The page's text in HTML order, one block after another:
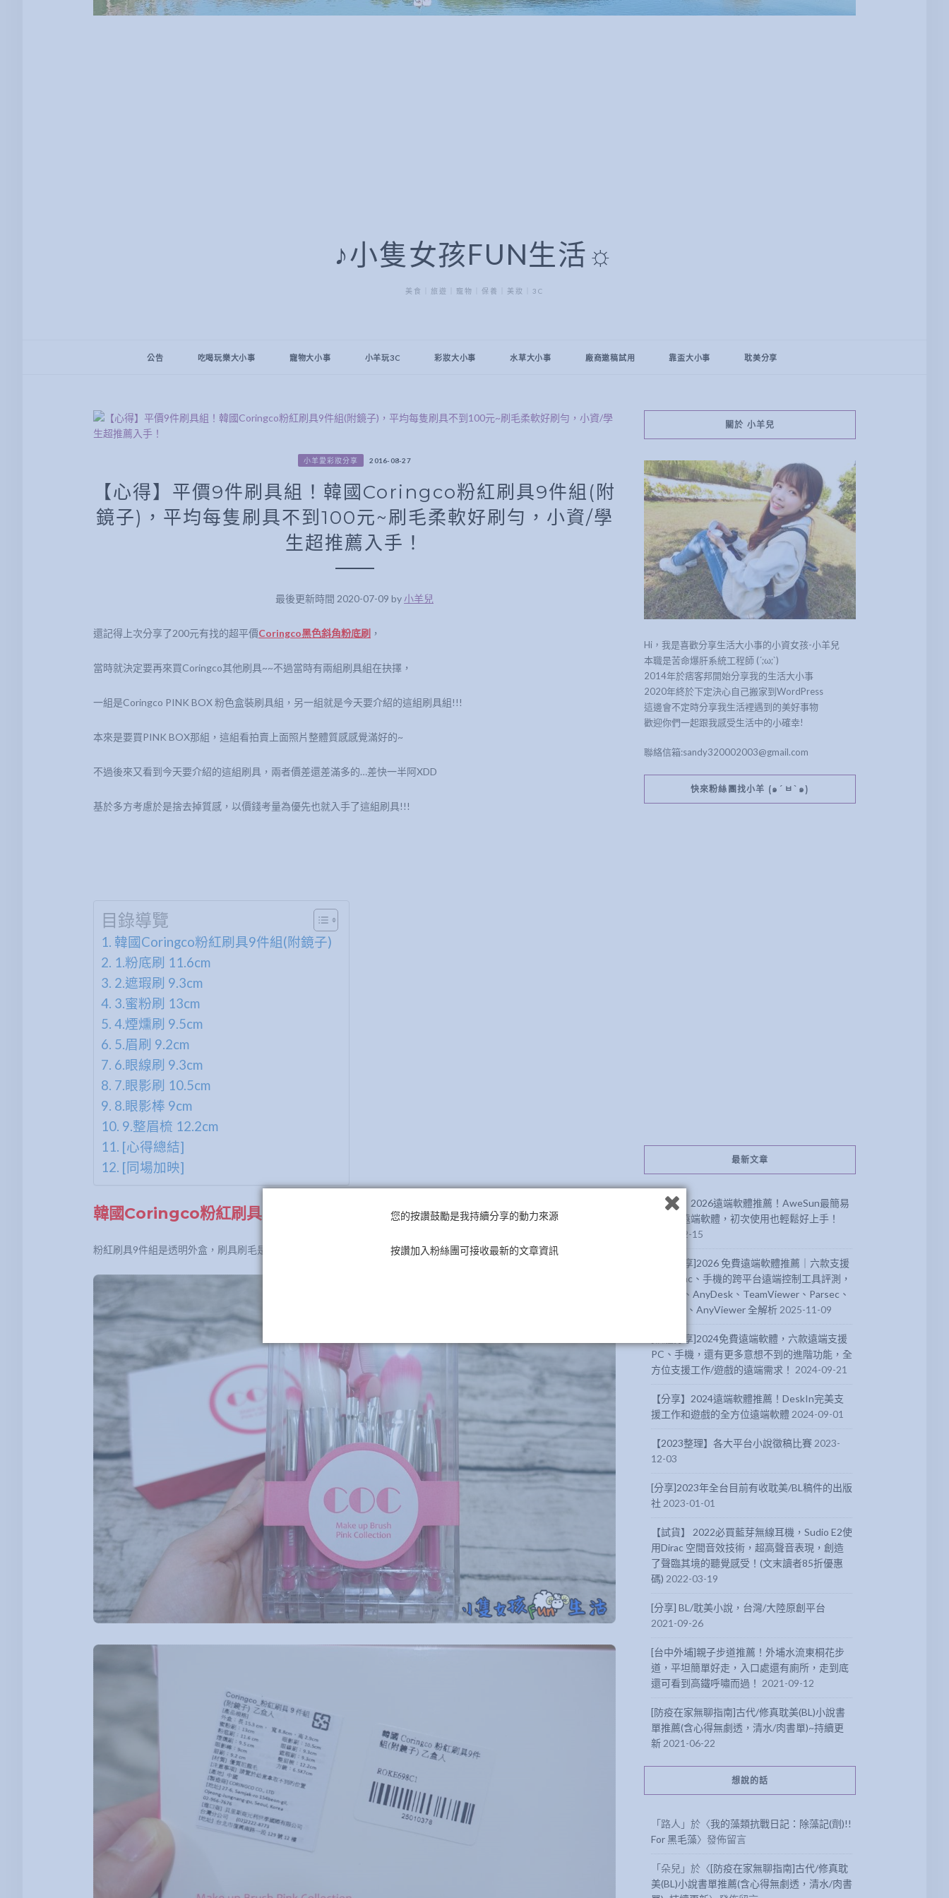
♪小隻女孩FUN生活☼
美食｜旅遊｜寵物｜保養｜美妝｜3C
公告 吃喝玩樂大小事 寵物大小事 小羊玩3C 彩妝大小事 水草大小事 廠商邀稿試用 靠盃大小事 耽美分享
小羊愛彩妝分享 2016-08-27
【心得】平價9件刷具組！韓國Coringco粉紅刷具9件組(附
鏡子)，平均每隻刷具不到100元~刷毛柔軟好刷勻，小資/學
生超推薦入手！
最後更新時間 2020-07-09 by 小羊兒
還記得上次分享了200元有找的超平價Coringco黑色斜角粉底刷 ，
當時就決定要再來買Coringco其他刷具~~不過當時有兩組刷具組在抉擇，
一組是Coringco PINK BOX 粉色盒裝刷具組，另一組就是今天要介紹的這組刷具組!!!
本來是要買PINK BOX那組，這組看拍賣上面照片整體質感感覺滿好的~
不過後來又看到今天要介紹的這組刷具，兩者價差還差滿多的…差快一半阿XDD
基於多方考慮於是捨去掉質感，以價錢考量為優先也就入手了這組刷具!!!
目錄導覽
韓國Coringco粉紅刷具9件組(附鏡子)
1.粉底刷 11.6cm
2.遮瑕刷 9.3cm
3.蜜粉刷 13cm
4.煙燻刷 9.5cm
5.眉刷 9.2cm
6.眼線刷 9.3cm
7.眼影刷 10.5cm
8.眼影棒 9cm
9.整眉梳 12.2cm
[心得總結]
[同場加映]
韓國Coringco粉紅刷具9件組(附鏡子)
粉紅刷具9件組是透明外盒，刷具刷毛是尼龍毛
關於 小羊兒
Hi，我是喜歡分享生活大小事的小資女孩-小羊兒
本職是苦命爆肝系統工程師 (´;ω;`)
2014年於痞客邦開始分享我的生活大小事
2020年終於下定決心自己搬家到WordPress
這邊會不定時分享我生活裡遇到的美好事物
歡迎你們一起跟我感受生活中的小確幸!
聯絡信箱:sandy320002003@gmail.com
快來粉絲團找小羊 (๑´ㅂ`๑)
最新文章
【分享】2026遠端軟體推薦！AweSun最簡易
方便的遠端軟體，初次使用也輕鬆好上手！
2026-02-15
[軟體分享]2026 免費遠端軟體推薦｜六款支援
PC、Mac、手機的跨平台遠端控制工具評測，
DeskIn、AnyDesk、TeamViewer、Parsec、
Chrome、AnyViewer 全解析 2025-11-09
[軟體分享]2024免費遠端軟體，六款遠端支援
PC、手機，還有更多意想不到的進階功能，全
方位支援工作/遊戲的遠端需求！ 2024-09-21
【分享】2024遠端軟體推薦！DeskIn完美支
援工作和遊戲的全方位遠端軟體 2024-09-01
【2023整理】各大平台小說徵稿比賽 2023-
12-03
[分享]2023年全台目前有收耽美/BL稿件的出版
社 2023-01-01
【試貨】 2022必買藍芽無線耳機，Sudio E2使
用Dirac 空間音效技術，超高聲音表現，創造
了聲臨其境的聽覺感受！(文末讀者85折優惠
碼) 2022-03-19
[分享] BL/耽美小說，台灣/大陸原創平台
2021-09-26
[台中外埔]親子步道推薦！外埔水流東桐花步
道，平坦簡單好走，入口處還有廁所，走到底
還可看到高鐵呼嘯而過！ 2021-09-12
[防疫在家無聊指南]古代/修真耽美(BL)小說書
單推薦(含心得無劇透，清水/肉書單)~持續更
新 2021-06-22
想說的話
「路人 」於〈我的藻類抗戰日記：除藻記(劑)!!
For 黑毛藻〉發佈留言
「朵兒 」於〈[防疫在家無聊指南]古代/修真耽
美(BL)小說書單推薦(含心得無劇透，清水/肉書
您的按讚鼓勵是我持續分享的動力來源
按讚加入粉絲團可接收最新的文章資訊